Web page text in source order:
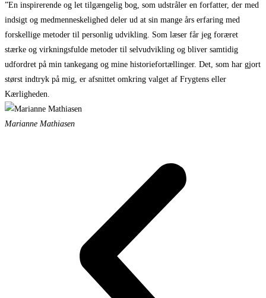
”En inspirerende og let tilgængelig bog, som udstråler en forfatter, der med
indsigt og medmenneskelighed deler ud at sin mange års erfaring med
forskellige metoder til personlig udvikling. Som læser får jeg foræret
stærke og virkningsfulde metoder til selvudvikling og bliver samtidig
udfordret på min tankegang og mine historiefortællinger. Det, som har gjort
størst indtryk på mig, er afsnittet omkring valget af Frygtens eller
Kærligheden.
Marianne Mathiasen